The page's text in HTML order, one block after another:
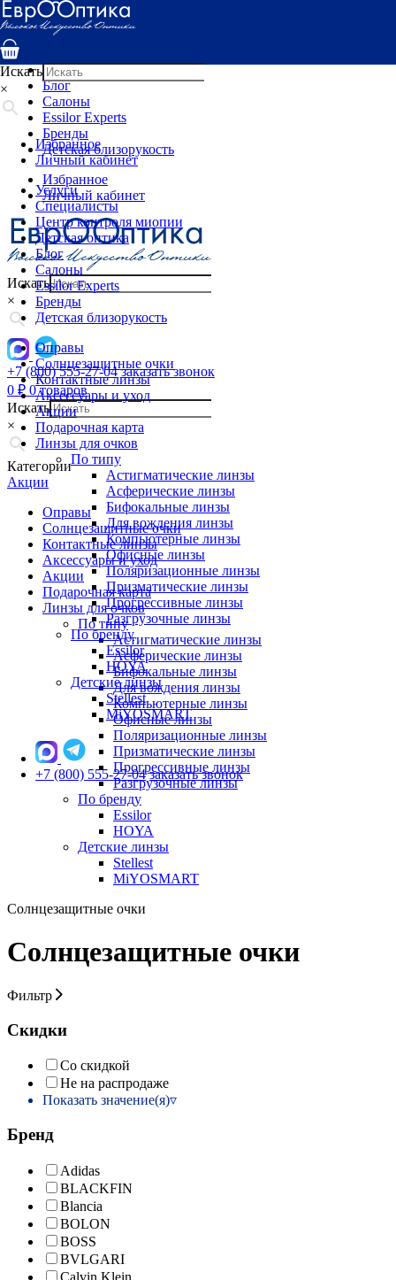
Услуги
Специалисты
Детская оптика
Блог
Салоны
Essilor Experts
Бренды
Детская близорукость
Избранное
Личный кабинет
Искать
×
+7 (800) 555-27-04 заказать звонок
0 ₽ 0 товаров
Искать
×
Категории
Акции
Оправы
Солнцезащитные очки
Контактные линзы
Аксессуары и уход
Акции
Подарочная карта
Линзы для очков
По типу
Астигматические линзы
Асферические линзы
Бифокальные линзы
Для вождения линзы
Компьютерные линзы
Офисные линзы
Поляризационные линзы
Призматические линзы
Прогрессивные линзы
Разгрузочные линзы
По бренду
Essilor
HOYA
Детские линзы
Stellest
MiYOSMART
Искать
×
Избранное
Личный кабинет
Услуги
Специалисты
Центр контроля миопии
Детская оптика
Блог
Салоны
Essilor Experts
Бренды
Детская близорукость
Оправы
Солнцезащитные очки
Контактные линзы
Аксессуары и уход
Акции
Подарочная карта
Линзы для очков
По типу
Астигматические линзы
Асферические линзы
Бифокальные линзы
Для вождения линзы
Компьютерные линзы
Офисные линзы
Поляризационные линзы
Призматические линзы
Прогрессивные линзы
Разгрузочные линзы
По бренду
Essilor
HOYA
Детские линзы
Stellest
MiYOSMART
+7 (800) 555-27-04 заказать звонок
Солнцезащитные очки
Солнцезащитные очки
Фильтр
Скидки
Со скидкой
Не на распродаже
Показать значение(я)
Бренд
Adidas
BLACKFIN
Blancia
BOLON
BOSS
BVLGARI
Calvin Klein